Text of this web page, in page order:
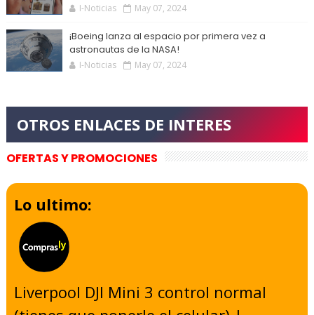
I-Noticias May 07, 2024
¡Boeing lanza al espacio por primera vez a
astronautas de la NASA!
I-Noticias May 07, 2024
OFERTAS Y PROMOCIONES
Lo ultimo:
Liverpool DJI Mini 3 control normal